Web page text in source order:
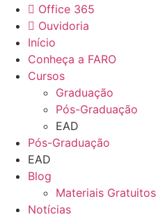
Office 365
Ouvidoria
Início
Conheça a FARO
Cursos
Graduação
Pós-Graduação
EAD
Pós-Graduação
EAD
Blog
Materiais Gratuitos
Notícias